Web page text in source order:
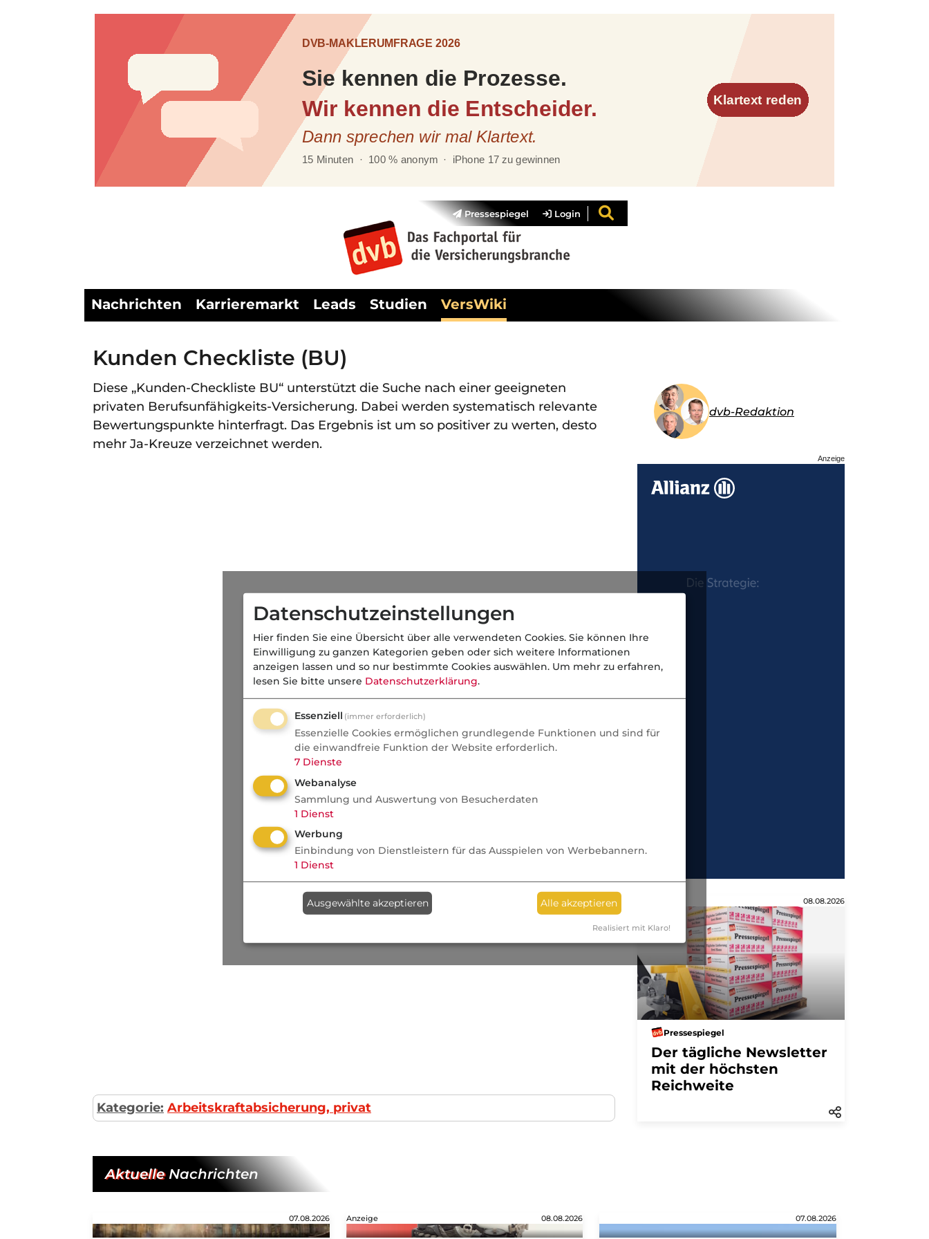
Pressespiegel Login
Nachrichten Karrieremarkt Leads Studien VersWiki
Kunden Checkliste (BU)
Diese „Kunden-Checkliste BU“ unterstützt die Suche nach einer geeigneten
privaten Berufsunfähigkeits-Versicherung. Dabei werden systematisch relevante
Bewertungspunkte hinterfragt. Das Ergebnis ist um so positiver zu werten, desto
mehr Ja-Kreuze verzeichnet werden.
Kategorie: Arbeitskraftabsicherung, privat
dvb-Redaktion
Anzeige
08.08.2026
Pressespiegel
Der tägliche Newsletter
mit der höchsten
Reichweite
AktuelleNachrichten
07.08.2026 Anzeige 08.08.2026 07.08.2026
Datenschutzeinstellungen
Hier finden Sie eine Übersicht über alle verwendeten Cookies. Sie können Ihre
Einwilligung zu ganzen Kategorien geben oder sich weitere Informationen
anzeigen lassen und so nur bestimmte Cookies auswählen. Um mehr zu erfahren,
lesen Sie bitte unsere Datenschutzerklärung.
Essenziell (immer erforderlich)
Essenzielle Cookies ermöglichen grundlegende Funktionen und sind für
die einwandfreie Funktion der Website erforderlich.
7 Dienste
Webanalyse
Sammlung und Auswertung von Besucherdaten
1 Dienst
Werbung
Einbindung von Dienstleistern für das Ausspielen von Werbebannern.
1 Dienst
Ausgewählte akzeptieren Alle akzeptieren
Realisiert mit Klaro!